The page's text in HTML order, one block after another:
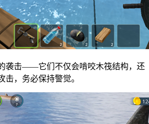
袭击——它们不仅会啃咬木筏结构，还
击，务必保持警觉。